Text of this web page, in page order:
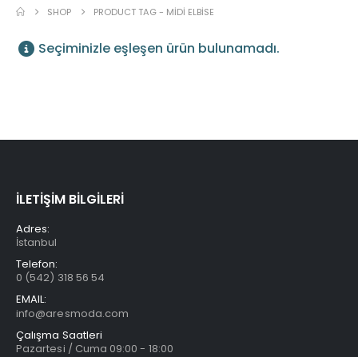
SHOP PRODUCT TAG - MIDI ELBISE
Seçiminizle eşleşen ürün bulunamadı.
İLETİŞİM BİLGİLERİ
Adres:
İstanbul
Telefon:
0 (542) 318 56 54
EMAIL:
info@aresmoda.com
Çalışma Saatleri
Pazartesi / Cuma 09:00 - 18:00